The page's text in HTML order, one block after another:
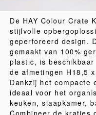
De HAY Colour Crate
stijlvolle
geperforeerd design.
gemaakt van 100%
plastic, is
de afmetingen H18,5
Dankzij het compacte
ideaal voor het
keuken, slaapkamer,
Combineer de kratjes